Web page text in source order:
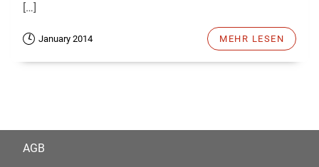
[…]
January 2014 MEHR LESEN
AGB